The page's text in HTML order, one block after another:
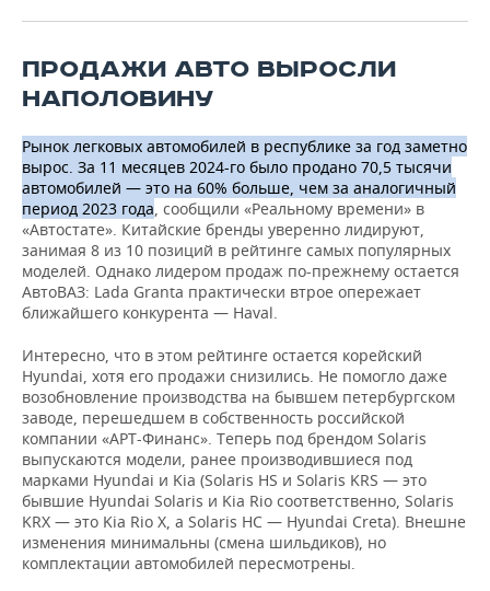
ПРОДАЖИ АВТО ВЫРОСЛИ
НАПОЛОВИНУ
Рынок легковых автомобилей в республике за год заметно
вырос. За 11 месяцев 2024-го было продано 70,5 тысячи
автомобилей — это на 60% больше, чем за аналогичный
период 2023 года, сообщили «Реальному времени» в
«Автостате». Китайские бренды уверенно лидируют,
занимая 8 из 10 позиций в рейтинге самых популярных
моделей. Однако лидером продаж по-прежнему остается
АвтоВАЗ: Lada Granta практически втрое опережает
ближайшего конкурента — Haval.
Интересно, что в этом рейтинге остается корейский
Hyundai, хотя его продажи снизились. Не помогло даже
возобновление производства на бывшем петербургском
заводе, перешедшем в собственность российской
компании «АРТ-Финанс». Теперь под брендом Solaris
выпускаются модели, ранее производившиеся под
марками Hyundai и Kia (Solaris HS и Solaris KRS — это
бывшие Hyundai Solaris и Kia Rio соответственно, Solaris
KRX — это Kia Rio X, а Solaris HC — Hyundai Creta). Внешне
изменения минимальны (смена шильдиков), но
комплектации автомобилей пересмотрены.